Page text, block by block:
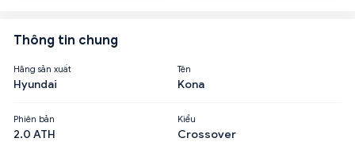
Thông tin chung
Hãng sản xuất
Hyundai
Tên
Kona
Phiên bản
2.0 ATH
Kiểu
Crossover